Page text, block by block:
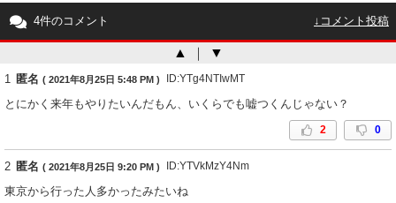
4件のコメント ↓コメント投稿
▲ ｜ ▼
1 匿名 ( 2021年8月25日 5:48 PM ) ID:YTg4NTIwMT
とにかく来年もやりたいんだもん、いくらでも嘘つくんじゃない？
2 0
2 匿名 ( 2021年8月25日 9:20 PM ) ID:YTVkMzY4Nm
東京から行った人多かったみたいね